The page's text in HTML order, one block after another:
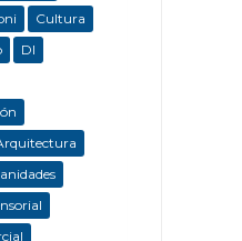
Cultura
DI